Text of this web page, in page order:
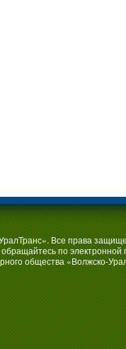
Все права
по электронной
общества «Волжско-